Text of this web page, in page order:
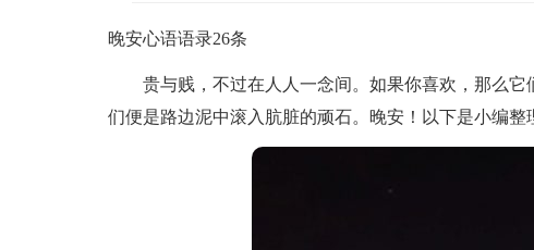
晚安心语语录26条
贵与贱，不过在人人一念间。如果你喜欢，那么它
们便是路边泥中滚入肮脏的顽石。晚安！以下是小编整